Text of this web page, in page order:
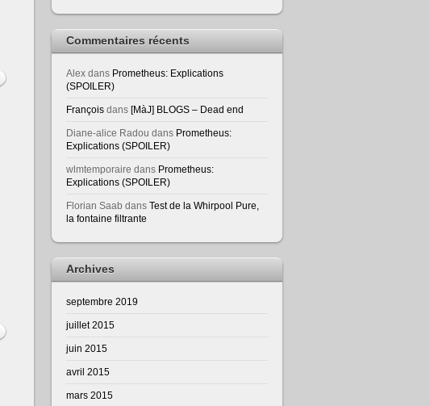
Commentaires récents
Alex dans Prometheus: Explications
(SPOILER)
François dans [MàJ] BLOGS – Dead end
Diane-alice Radou dans Prometheus:
Explications (SPOILER)
wlmtemporaire dans Prometheus:
Explications (SPOILER)
Florian Saab dans Test de la Whirpool Pure,
la fontaine filtrante
Archives
septembre 2019
juillet 2015
juin 2015
avril 2015
mars 2015